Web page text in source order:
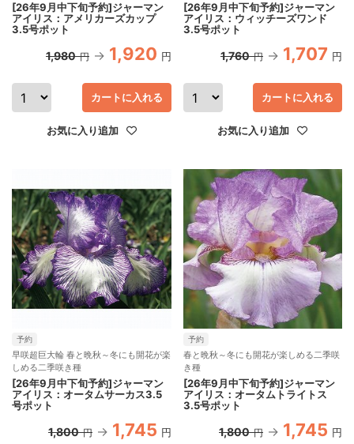
[26年9月中下旬予約]ジャーマン
アイリス：アメリカーズカップ
3.5号ポット
1,980 円 1,920 円
お気に入り追加
カートに入れる
[26年9月中下旬予約]ジャーマン
アイリス：ウィッチーズワンド
3.5号ポット
1,760 円 1,707 円
お気に入り追加
カートに入れる
予約
早咲超巨大輪 春と晩秋～冬にも開花が楽
しめる二季咲き種
[26年9月中下旬予約]ジャーマン
アイリス：オータムサーカス3.5
号ポット
1,800 円 1,745 円
予約
春と晩秋～冬にも開花が楽しめる二季咲
き種
[26年9月中下旬予約]ジャーマン
アイリス：オータムトライトス
3.5号ポット
1,800 円 1,745 円